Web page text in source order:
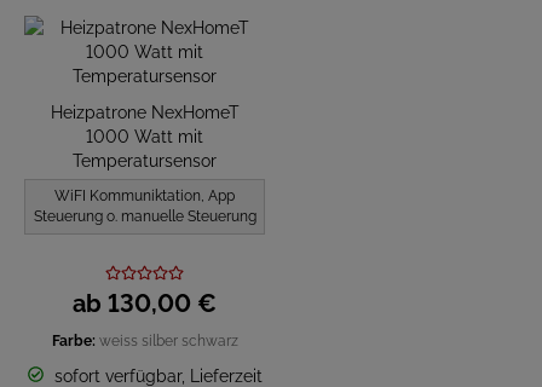
Heizpatrone NexHomeT
1000 Watt mit
Temperatursensor
WiFI Kommuniktation, App
Steuerung o. manuelle Steuerung
ab 130,00 €
Farbe: weiss silber schwarz
sofort verfügbar, Lieferzeit